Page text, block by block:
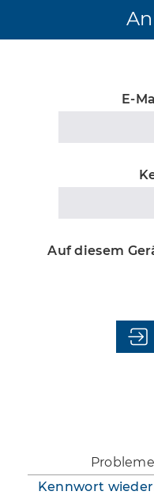
E-
Auf diesem
Kennwort